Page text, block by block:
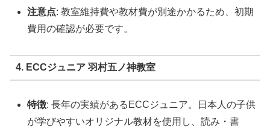
注意点: 教室維持費や教材費が別途かかるため、初期
費用の確認が必要です。
4. ECCジュニア 羽村五ノ神教室
特徴: 長年の実績があるECCジュニア。日本人の子供
が学びやすいオリジナル教材を使用し、読み・書